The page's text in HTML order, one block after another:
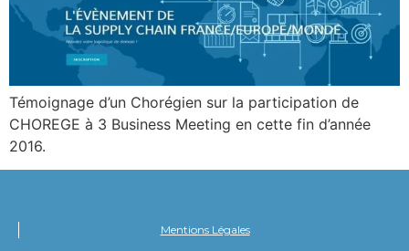
Témoignage d’un Chorégien sur la participation de
CHOREGE à 3 Business Meeting en cette fin d’année
2016.
Mentions Légales